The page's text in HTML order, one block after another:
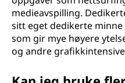
medieavspilling.
sitt eget dedikerte
som gir mye høyere
og andre